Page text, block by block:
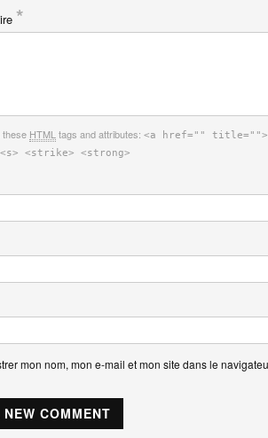
*
these HTML tags and attributes: <a href="" title="">
<strike> <strong>
mon nom, mon e-mail et mon site dans le